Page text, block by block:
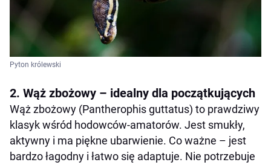
Pyton królewski
2. Wąż zbożowy – idealny dla początkujących
Wąż zbożowy (Pantherophis guttatus) to prawdziwy
klasyk wśród hodowców-amatorów. Jest smukły,
aktywny i ma piękne ubarwienie. Co ważne – jest
bardzo łagodny i łatwo się adaptuje. Nie potrzebuje